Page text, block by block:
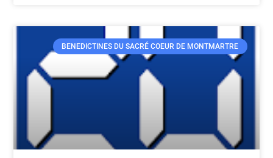
BENEDICTINES DU SACRÉ COEUR DE MONTMARTRE